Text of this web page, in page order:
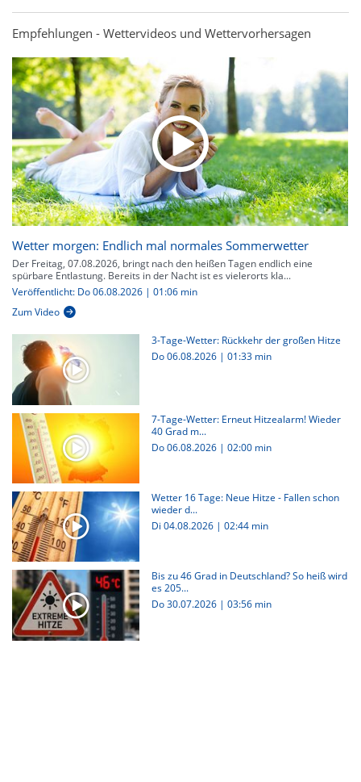
Empfehlungen - Wettervideos und Wettervorhersagen
Wetter morgen: Endlich mal normales Sommerwetter
Der Freitag, 07.08.2026, bringt nach den heißen Tagen endlich eine
spürbare Entlastung. Bereits in der Nacht ist es vielerorts kla...
Veröffentlicht: Do 06.08.2026 | 01:06 min
Zum Video
3-Tage-Wetter: Rückkehr der großen Hitze
Do 06.08.2026 | 01:33 min
7-Tage-Wetter: Erneut Hitzealarm! Wieder
40 Grad m...
Do 06.08.2026 | 02:00 min
Wetter 16 Tage: Neue Hitze - Fallen schon
wieder d...
Di 04.08.2026 | 02:44 min
Bis zu 46 Grad in Deutschland? So heiß wird
es 205...
Do 30.07.2026 | 03:56 min